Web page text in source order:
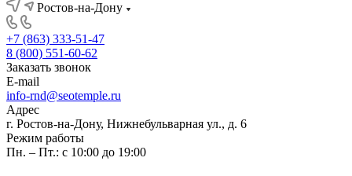
Ростов-на-Дону
+7 (863) 333-51-47
8 (800) 551-60-62
Заказать звонок
E-mail
info-rnd@seotemple.ru
Адрес
г. Ростов-на-Дону, Нижнебульварная ул., д. 6
Режим работы
Пн. – Пт.: с 10:00 до 19:00